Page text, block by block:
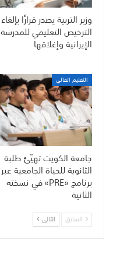
وزير التربية يصدر قرارًا بإلغاء
الترخيص التعليمي للمدرسة
الإيرانية وإغلاقها
التعليم العالي
جامعة الكويت تهيّئ طلبة
الثانوية للحياة الجامعية عبر
برنامج «PRE» في نسخته
الثانية
السابق التالي